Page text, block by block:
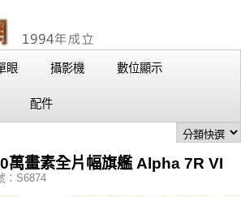
眼 攝影機 數位顯示
配件
萬畫素全片幅旗艦 Alpha 7R VI
：S6874